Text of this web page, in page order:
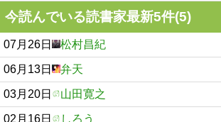
今読んでいる読書家最新5件(5)
07月26日 松村昌紀
06月13日 弁天
03月20日 山田寛之
02月16日 しろう